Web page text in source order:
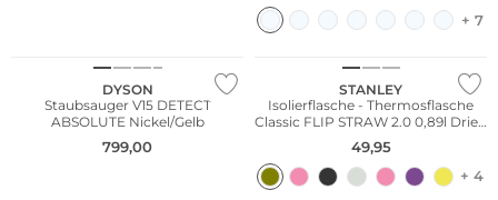
+ 7
DYSON
Staubsauger V15 DETECT
ABSOLUTE Nickel/Gelb
799,00
STANLEY
Isolierflasche - Thermosflasche
Classic FLIP STRAW 2.0 0,89l Dried
Pine
49,95
+ 4